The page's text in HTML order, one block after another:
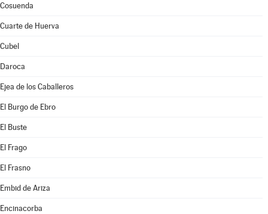
Cosuenda
Cuarte de Huerva
Cubel
Daroca
Ejea de los Caballeros
El Burgo de Ebro
El Buste
El Frago
El Frasno
Embid de Ariza
Encinacorba